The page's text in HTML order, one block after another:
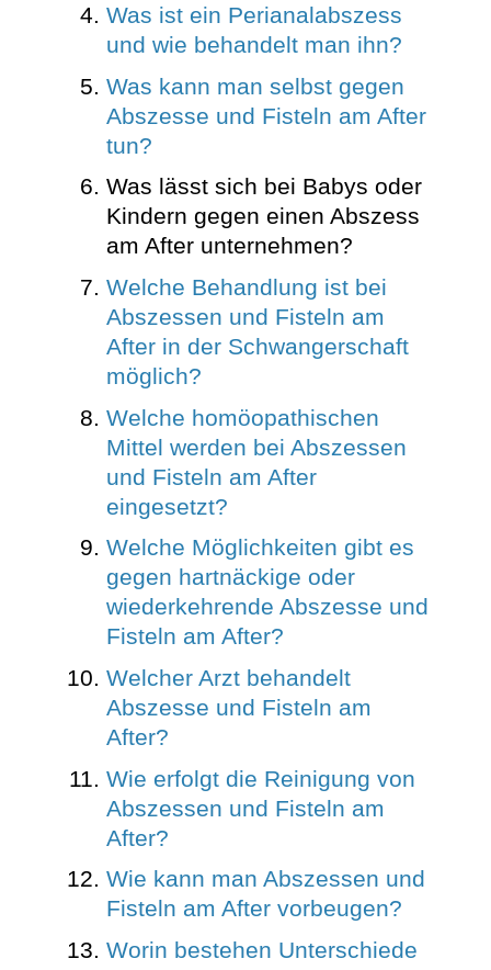
Was ist ein Perianalabszess
und wie behandelt man ihn?
Was kann man selbst gegen
Abszesse und Fisteln am After
tun?
Was lässt sich bei Babys oder
Kindern gegen einen Abszess
am After unternehmen?
Welche Behandlung ist bei
Abszessen und Fisteln am
After in der Schwangerschaft
möglich?
Welche homöopathischen
Mittel werden bei Abszessen
und Fisteln am After
eingesetzt?
Welche Möglichkeiten gibt es
gegen hartnäckige oder
wiederkehrende Abszesse und
Fisteln am After?
Welcher Arzt behandelt
Abszesse und Fisteln am
After?
Wie erfolgt die Reinigung von
Abszessen und Fisteln am
After?
Wie kann man Abszessen und
Fisteln am After vorbeugen?
Worin bestehen Unterschiede